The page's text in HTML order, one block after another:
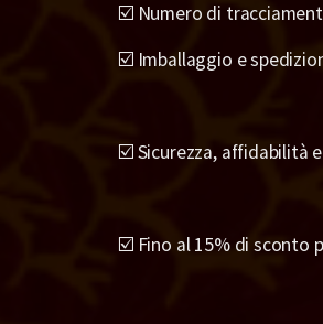
☑️ Numero di
☑️ Imballaggio e
☑️ Sicurezza, affidabilità
☑️ Fino al 15% di sconto